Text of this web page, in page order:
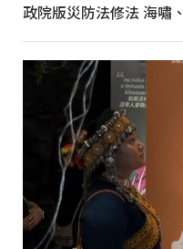
政院版災防法修法 海嘯